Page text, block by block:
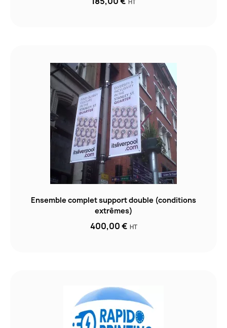
HT
Ensemble complet support double (conditions
extrêmes)
400,00 € HT